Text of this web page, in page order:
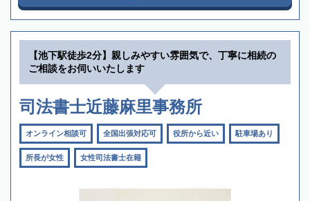
【池下駅徒歩2分】親しみやすい雰囲気で、丁寧に相続の
ご相談をお伺いいたします
司法書士近藤麻里事務所
オンライン相談可 全国出張対応可 役所から近い 駐車場あり
所長が女性 女性司法書士在籍